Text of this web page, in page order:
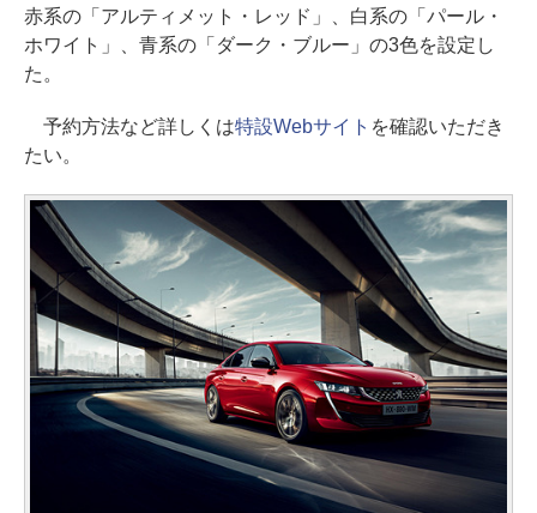
赤系の「アルティメット・レッド」、白系の「パール・
ホワイト」、青系の「ダーク・ブルー」の3色を設定し
た。
予約方法など詳しくは特設Webサイト を確認いただき
たい。